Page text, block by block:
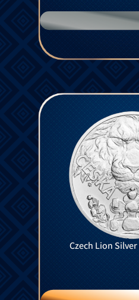
Czech Lion Silver